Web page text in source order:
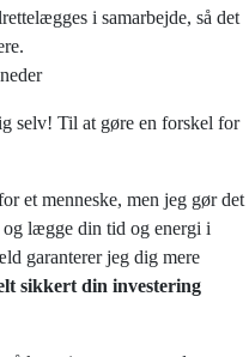
i samarbejde, så det
selv! Til at gøre en forskel for
et menneske, men jeg gør det
lægge din tid og energi i
garanterer jeg dig mere
sikkert din investering